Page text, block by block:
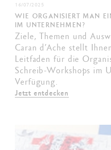
16/07/2025
WIE ORGANISIERT MAN
IM UNTERNEHMEN?
Ziele, Themen und
Caran d’Ache stellt
Leitfaden für die
Schreib-Workshops im
Verfügung.
Jetzt entdecken